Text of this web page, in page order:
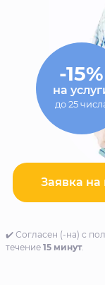
Заявка на
✔️ Согласен (-на) с
течение 15 минут.
-15%
на
до 25